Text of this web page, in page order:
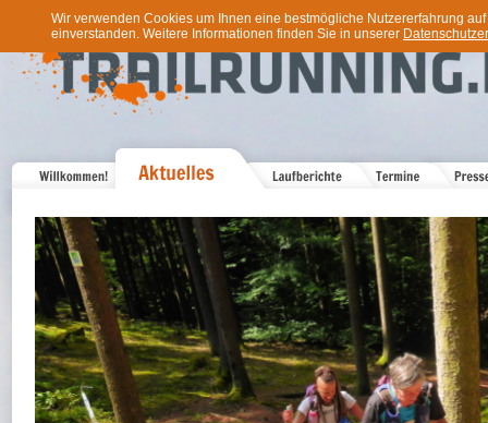
Wir verwenden Cookies um Ihnen eine bestmögliche Nutzererfahrung
einverstanden. Weitere Informationen finden Sie in unserer